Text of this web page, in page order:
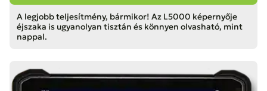
A legjobb teljesítmény, bármikor! Az L5000 képernyője
éjszaka is ugyanolyan tisztán és könnyen olvasható, mint
nappal.